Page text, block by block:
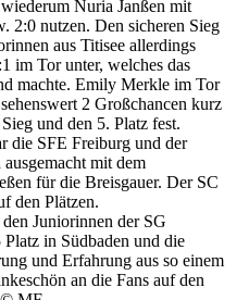
Nuria Janßen mit
2:0 nutzen. Den sicheren Sieg
aus Titisee allerdings
im Tor unter, welches das
machte. Emily Merkle im Tor
2 Großchancen kurz
und den 5. Platz fest.
die SFE Freiburg und der
mit dem
für die Breisgauer. Der SC
den Plätzen.
Juniorinnen der SG
in Südbaden und die
und Erfahrung aus so einem
an die Fans auf den